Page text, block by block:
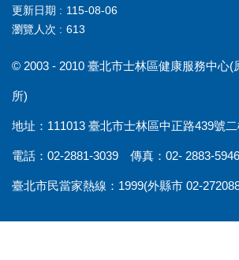
更新日期
115-08-06
瀏覽人次
613
© 2003 - 2010 臺北市士林區健康服務中心(
所)
地址：111013 臺北市士林區中正路439號
電話：02-2881-3039 傳真：02- 2883-5946
臺北市民當家熱線：1999(外縣市 02-